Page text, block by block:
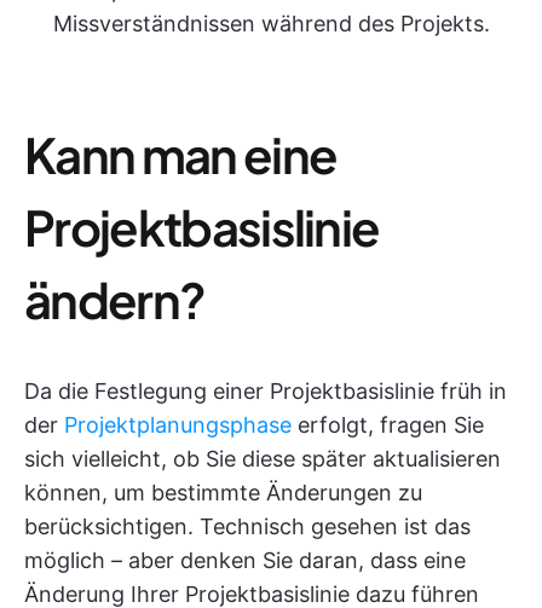
Missverständnissen während des Projekts.
Kann man eine
Projektbasislinie
ändern?
Da die Festlegung einer Projektbasislinie früh in
der Projektplanungsphase erfolgt, fragen Sie
sich vielleicht, ob Sie diese später aktualisieren
können, um bestimmte Änderungen zu
berücksichtigen. Technisch gesehen ist das
möglich – aber denken Sie daran, dass eine
Änderung Ihrer Projektbasislinie dazu führen